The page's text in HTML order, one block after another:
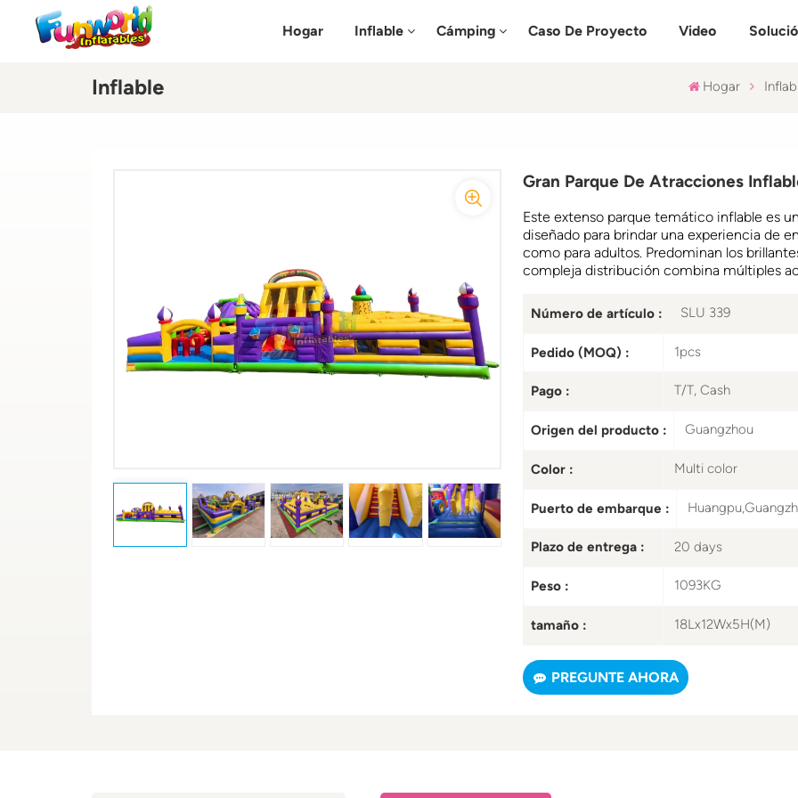
Hogar Inflable Cámping Caso De Proyecto Video
Inflable Hogar
Gran Parque De Atracciones
Este extenso parque temático inflable es
diseñado para brindar una experiencia de
como para adultos. Predominan los
compleja distribución combina múltiples
Número de artículo : SLU 339
Pedido (MOQ) : 1pcs
Pago : T/T, Cash
Origen del producto : Guangzhou
Color : Multi color
Puerto de embarque :
Plazo de entrega : 20 days
Peso : 1093KG
tamaño : 18Lx12Wx5H(M)
PREGUNTE AHORA